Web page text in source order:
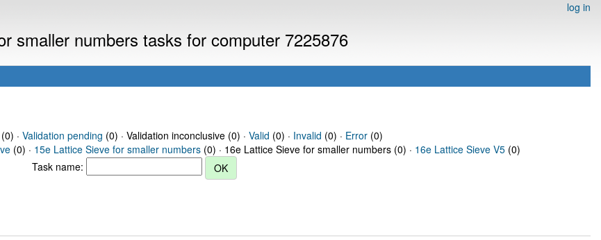
log in
smaller numbers tasks for computer 7225876
· Validation pending (0) · Validation inconclusive (0) · Valid (0) · Invalid (0) · Error(0)
(0) · 15e Lattice Sieve for smaller numbers (0) · 16e Lattice Sieve for smaller numbers (0) · 16e Lattice Sieve V5 (0)
Task name: